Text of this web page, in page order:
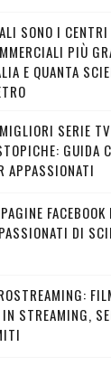
SONO I CENTRI
PIÙ
E QUANTA
SERIE TV
GUIDA
APPASSIONATI
FACEBOOK
DI
STREAMING,